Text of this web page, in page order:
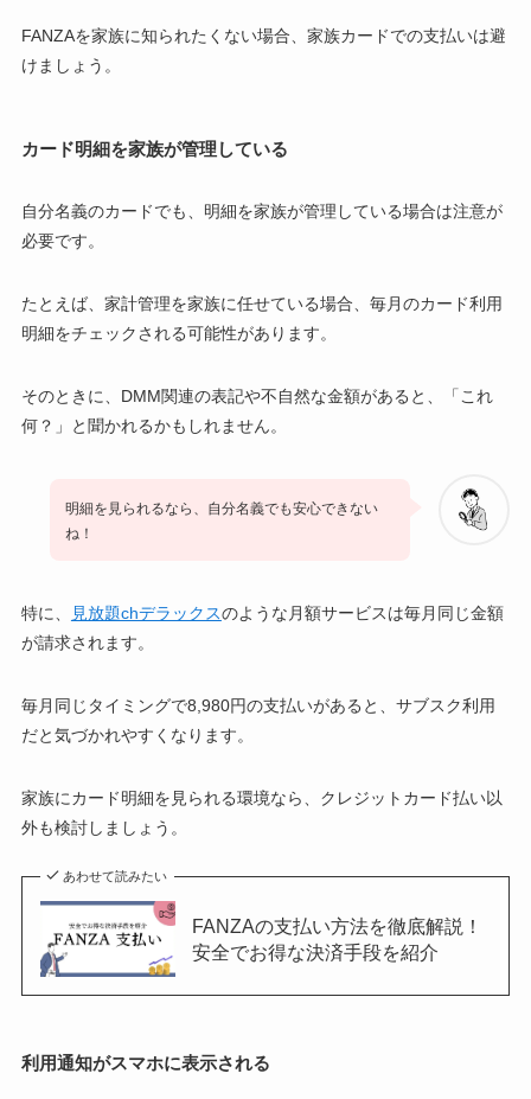
FANZAを家族に知られたくない場合、家族カードでの支払いは避
けましょう。
カード明細を家族が管理している
自分名義のカードでも、明細を家族が管理している場合は注意が
必要です。
たとえば、家計管理を家族に任せている場合、毎月のカード利用
明細をチェックされる可能性があります。
そのときに、DMM関連の表記や不自然な金額があると、「これ
何？」と聞かれるかもしれません。
明細を見られるなら、自分名義でも安心できない
ね！
特に、 見放題chデラックスのような月額サービスは毎月同じ金額
が請求されます。
毎月同じタイミングで8,980円の支払いがあると、サブスク利用
だと気づかれやすくなります。
家族にカード明細を見られる環境なら、クレジットカード払い以
外も検討しましょう。
あわせて読みたい
FANZAの支払い方法を徹底解説！
安全でお得な決済手段を紹介
利用通知がスマホに表示される